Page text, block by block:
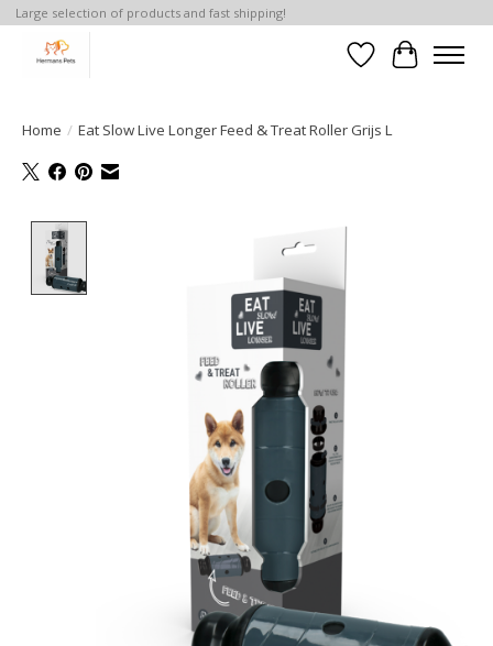
Large selection of products and fast shipping!
Verlanglijst
Home / Eat Slow Live Longer Feed & Treat Roller Grijs L
Product image slideshow Items